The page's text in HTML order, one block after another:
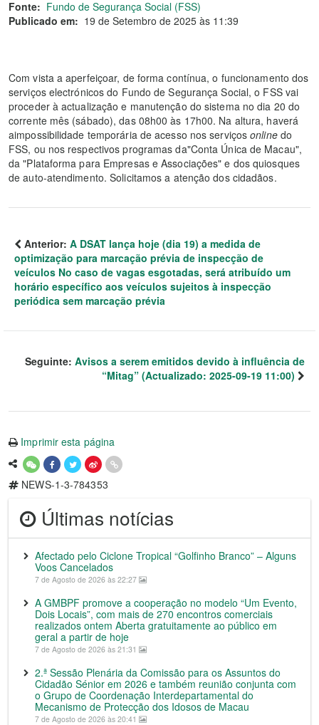
Fonte: Fundo de Segurança Social (FSS)
Publicado em: 19 de Setembro de 2025 às 11:39
Com vista a aperfeiçoar, de forma contínua, o funcionamento dos
serviços electrónicos do Fundo de Segurança Social, o FSS vai
proceder à actualização e manutenção do sistema no dia 20 do
corrente mês (sábado), das 08h00 às 17h00. Na altura, haverá
aimpossibilidade temporária de acesso nos serviçosonlinedo
FSS, ou nos respectivos programas da"Conta Única de Macau",
da "Plataforma para Empresas e Associações" e dos quiosques
de auto-atendimento. Solicitamos a atenção dos cidadãos.
Anterior: A DSAT lança hoje (dia 19) a medida de
optimização para marcação prévia de inspecção de
veículos No caso de vagas esgotadas, será atribuído um
horário específico aos veículos sujeitos à inspecção
periódica sem marcação prévia
Seguinte: Avisos a serem emitidos devido à influência de
“Mitag” (Actualizado: 2025-09-19 11:00)
Imprimir esta página
NEWS-1-3-784353
Últimas notícias
Afectado pelo Ciclone Tropical “Golfinho Branco” – Alguns
Voos Cancelados
7 de Agosto de 2026 às 22:27
A GMBPF promove a cooperação no modelo “Um Evento,
Dois Locais”, com mais de 270 encontros comerciais
realizados ontem Aberta gratuitamente ao público em
geral a partir de hoje
7 de Agosto de 2026 às 21:31
2.ª Sessão Plenária da Comissão para os Assuntos do
Cidadão Sénior em 2026 e também reunião conjunta com
o Grupo de Coordenação Interdepartamental do
Mecanismo de Protecção dos Idosos de Macau
7 de Agosto de 2026 às 20:41